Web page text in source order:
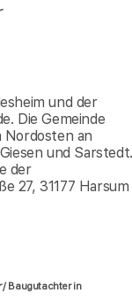
und der
Die Gemeinde
Nordosten an
und Sarstedt.
der
27, 31177 Harsum
/ Baugutachter in